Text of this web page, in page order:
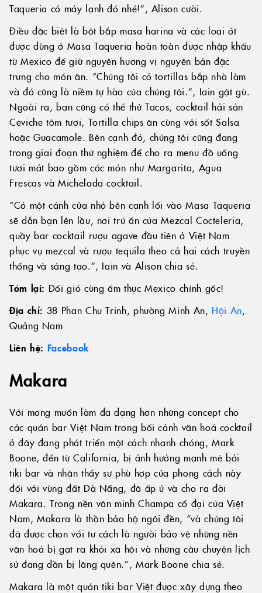
Taqueria có máy lạnh đó nhé!”, Alison cười.
Điều đặc biệt là bột bắp masa harina và các loại ớt
được dùng ở Masa Taqueria hoàn toàn được nhập khẩu
từ Mexico để giữ nguyên hương vị nguyên bản đặc
trưng cho món ăn. “Chúng tôi có tortillas bắp nhà làm
và đó cũng là niềm tự hào của chúng tôi.”, Iain gật gù.
Ngoài ra, bạn cũng có thể thử Tacos, cocktail hải sản
Ceviche tôm tươi, Tortilla chips ăn cùng với sốt Salsa
hoặc Guacamole. Bên cạnh đó, chúng tôi cũng đang
trong giai đoạn thử nghiệm để cho ra menu đồ uống
tươi mát bao gồm các món như Margarita, Agua
Frescas và Michelada cocktail.
“Có một cánh cửa nhỏ bên cạnh lối vào Masa Taqueria
sẽ dẫn bạn lên lầu, nơi trú ẩn của Mezcal Cocteleria,
quầy bar cocktail rượu agave đầu tiên ở Việt Nam
phục vụ mezcal và rượu tequila theo cả hai cách truyền
thống và sáng tạo.”, Iain và Alison chia sẻ.
Tóm lại: Đổi gió cùng ẩm thực Mexico chính gốc!
Địa chỉ: 38 Phan Chu Trinh, phường Minh An, Hội An,
Quảng Nam
Liên hệ: Facebook
Makara
Với mong muốn làm đa dạng hơn những concept cho
các quán bar Việt Nam trong bối cảnh văn hoá cocktail
ở đây đang phát triển một cách nhanh chóng, Mark
Boone, đến từ California, bị ảnh hưởng mạnh mẽ bởi
tiki bar và nhận thấy sự phù hợp của phong cách này
đối với vùng đất Đà Nẵng, đã ấp ủ và cho ra đời
Makara. Trong nền văn minh Champa cổ đại của Việt
Nam, Makara là thần bảo hộ ngôi đền, “và chúng tôi
đã được chọn với tư cách là người bảo vệ những nền
văn hoá bị gạt ra khỏi xã hội và những câu chuyện lịch
sử đang dần bị lãng quên.”, Mark Boone chia sẻ.
Makara là một quán tiki bar Việt được xây dựng theo